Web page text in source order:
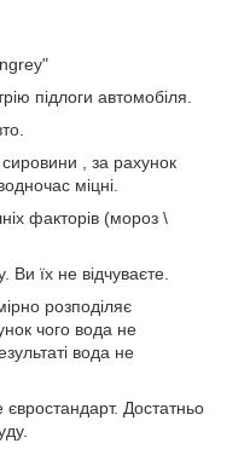
підлоги автомобіля.
, за рахунок
міцні.
факторів (мороз \
Ви їх не відчуваєте.
розподіляє
чого вода не
вода не
Достатньо